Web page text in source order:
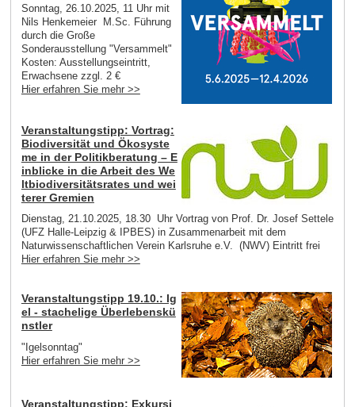
Sonntag, 26.10.2025, 11 Uhr mit
Nils Henkemeier M.Sc. Führung
durch die Große
Sonderausstellung "Versammelt"
Kosten: Ausstellungseintritt,
Erwachsene zzgl. 2 €
Hier erfahren Sie mehr >>
Veranstaltungstipp: Vortrag:
Biodiversität und Ökosyste
me in der Politikberatung – E
inblicke in die Arbeit des We
ltbiodiversitätsrates und wei
terer Gremien
Dienstag, 21.10.2025, 18.30 Uhr Vortrag von Prof. Dr. Josef Settele
(UFZ Halle-Leipzig & IPBES) in Zusammenarbeit mit dem
Naturwissenschaftlichen Verein Karlsruhe e.V. (NWV) Eintritt frei
Hier erfahren Sie mehr >>
Veranstaltungstipp 19.10.: Ig
el - stachelige Überlebenskü
nstler
"Igelsonntag"
Hier erfahren Sie mehr >>
Veranstaltungstipp: Exkursi